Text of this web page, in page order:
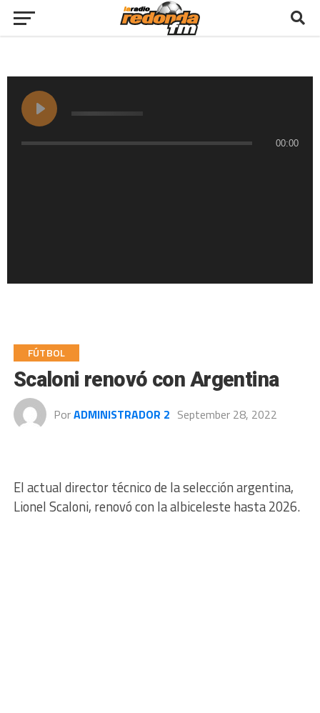
00:00
FÚTBOL
Scaloni renovó con Argentina
PorADMINISTRADOR 2 September 28, 2022
El actual director técnico de la selección argentina,
Lionel Scaloni, renovó con la albiceleste hasta 2026.